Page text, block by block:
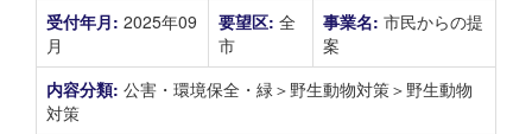
受付年月: 2025年09
月
要望区: 全
市
事業名: 市民からの提
案
内容分類: 公害・環境保全・緑＞野生動物対策＞野生動物
対策